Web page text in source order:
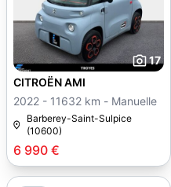
17
6 990 €
CITROËN AMI
2022 - 11632 km - Manuelle
Barberey-Saint-Sulpice
(10600)